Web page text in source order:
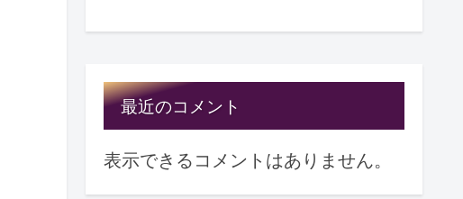
最近のコメント
表示できるコメントはありません。